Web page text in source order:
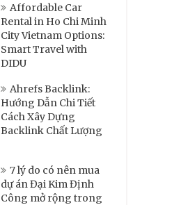
Affordable Car
Rental in Ho Chi Minh
City Vietnam Options:
Smart Travel with
DIDU
Ahrefs Backlink:
Hướng Dẫn Chi Tiết
Cách Xây Dựng
Backlink Chất Lượng
7 lý do có nên mua
dự án Đại Kim Định
Công mở rộng trong